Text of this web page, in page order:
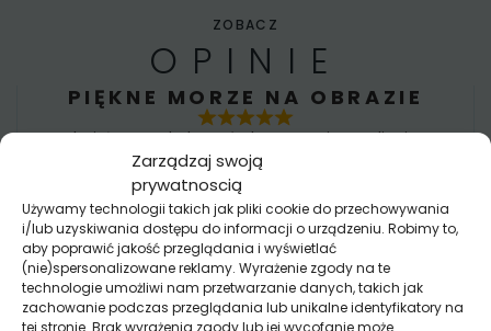
Zarządzaj swoją
prywatnoscią
Używamy technologii takich jak pliki cookie do przechowywania
i/lub uzyskiwania dostępu do informacji o urządzeniu. Robimy to,
aby poprawić jakość przeglądania i wyświetlać
(nie)spersonalizowane reklamy. Wyrażenie zgody na te
technologie umożliwi nam przetwarzanie danych, takich jak
zachowanie podczas przeglądania lub unikalne identyfikatory na
tej stronie. Brak wyrażenia zgody lub jej wycofanie może
ZOBACZ
OPINIE
PIĘKNE MORZE NA OBRAZIE
Chciałam wydrukować obraz z mojego zdjęcia z
wakacji nad morzem. Niestety nie było ono
dobrej jakości.
Zaproponowali mi jednak wybór z bazy grafik i
mam prawie identyczny obraz w dużo lepszej
jakości niż moje zdjęcie
Nikola